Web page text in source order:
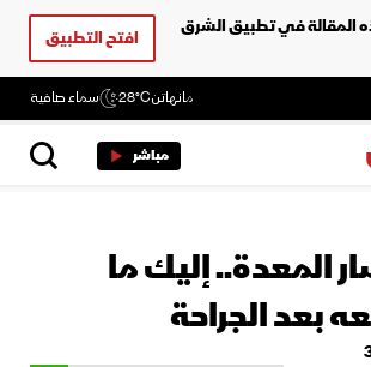
المقالة في تطبيق الشرق
افتح التطبيق
مانهاتن28°C سماء صافية
مباشر
المعدة.. إليك ما
بعد الجراحة